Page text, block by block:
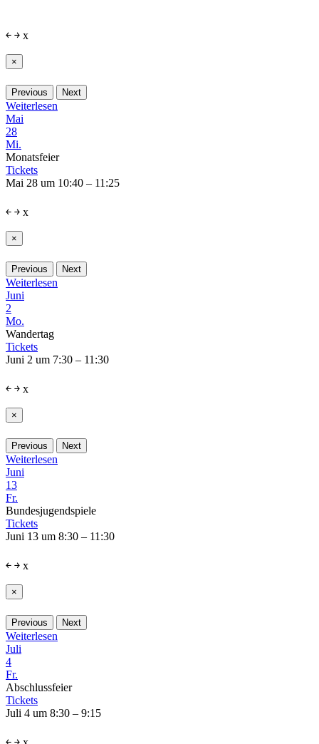
￩ ￫ x
×
Previous Next
Weiterlesen
Mai
28
Mi.
Monatsfeier
Tickets
Mai 28 um 10:40 – 11:25
￩ ￫ x
×
Previous Next
Weiterlesen
Juni
2
Mo.
Wandertag
Tickets
Juni 2 um 7:30 – 11:30
￩ ￫ x
×
Previous Next
Weiterlesen
Juni
13
Fr.
Bundesjugendspiele
Tickets
Juni 13 um 8:30 – 11:30
￩ ￫ x
×
Previous Next
Weiterlesen
Juli
4
Fr.
Abschlussfeier
Tickets
Juli 4 um 8:30 – 9:15